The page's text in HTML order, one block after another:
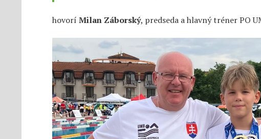
hovorí Milan Záborský, predseda a hlavný tréner PO